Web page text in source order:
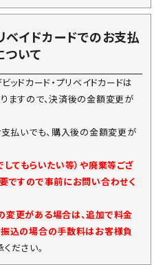
ベイドカードでのお支払
ついて
ッドカード・プリベイドカードは
ますので、決済後の金額変更が
支払いでも、購入後の金額変更が
してもらいたい等）や廃棄等ござ
ですので事前にお問い合わせく
更がある場合は、追加で料金
込の場合の手数料はお客様負
ださい。